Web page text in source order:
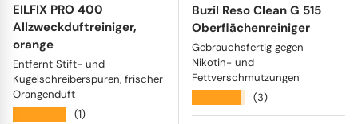
EILFIX PRO 400
Allzweckduftreiniger,
orange
Entfernt Stift- und
Kugelschreiberspuren, frischer
Orangenduft
(1)
Buzil Reso Clean G 515
Oberflächenreiniger
Gebrauchsfertig gegen
Nikotin- und
Fettverschmutzungen
(3)